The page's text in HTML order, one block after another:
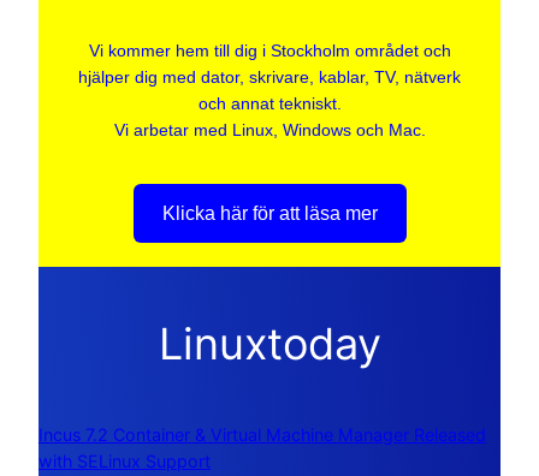
Vi kommer hem till dig i Stockholm området och
hjälper dig med dator, skrivare, kablar, TV, nätverk
och annat tekniskt.
Vi arbetar med Linux, Windows och Mac.
Klicka här för att läsa mer
Linuxtoday
Incus 7.2 Container & Virtual Machine Manager Released
with SELinux Support